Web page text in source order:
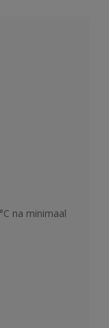
na minimaal